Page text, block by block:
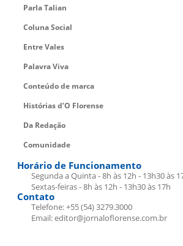
Parla Talian
Coluna Social
Entre Vales
Palavra Viva
Conteúdo de marca
Histórias d’O Florense
Da Redação
Comunidade
Horário de Funcionamento
Segunda a Quinta - 8h às 12h - 13h30 às
Sextas-feiras - 8h às 12h - 13h30 às 17h
Contato
Telefone: +55 (54) 3279.3000
Email: editor@jornaloflorense.com.br